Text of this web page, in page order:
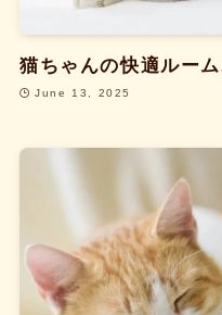
猫ちゃんの快適ルー
June 13, 2025